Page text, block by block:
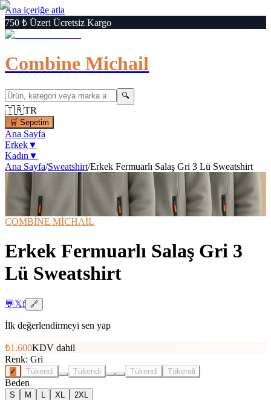
Ana içeriğe atla
750 ₺ Üzeri Ücretsiz Kargo
Combine Michail
🔍
🇹🇷TR
🛒 Sepetim
Ana Sayfa
Erkek▼
Kadın ▼
Ana Sayfa/Sweatshirt/Erkek Fermuarlı Salaş Gri 3 Lü Sweatshirt
1
📦 Kargo Bedava
⚡ Hızlı Teslimat
COMBİNE MİCHAİL
Erkek Fermuarlı Salaş Gri 3
Lü Sweatshirt
💬𝕏f 🔗
İlk değerlendirmeyi sen yap
₺1.600KDV dahil
Renk: Gri
✓ Tükendi Tükendi Tükendi Tükendi
Beden
S M XL 2XL